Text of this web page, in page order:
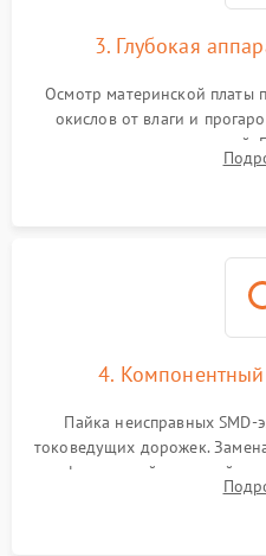
3. Глубокая
Осмотр материнской платы
окислов от влаги и
дежурных напряжений.
мультиконтроллера,
4.
Пайка неисправных SMD-
токоведущих дорожек.
инфракрасной паяльной
BIOS или замена